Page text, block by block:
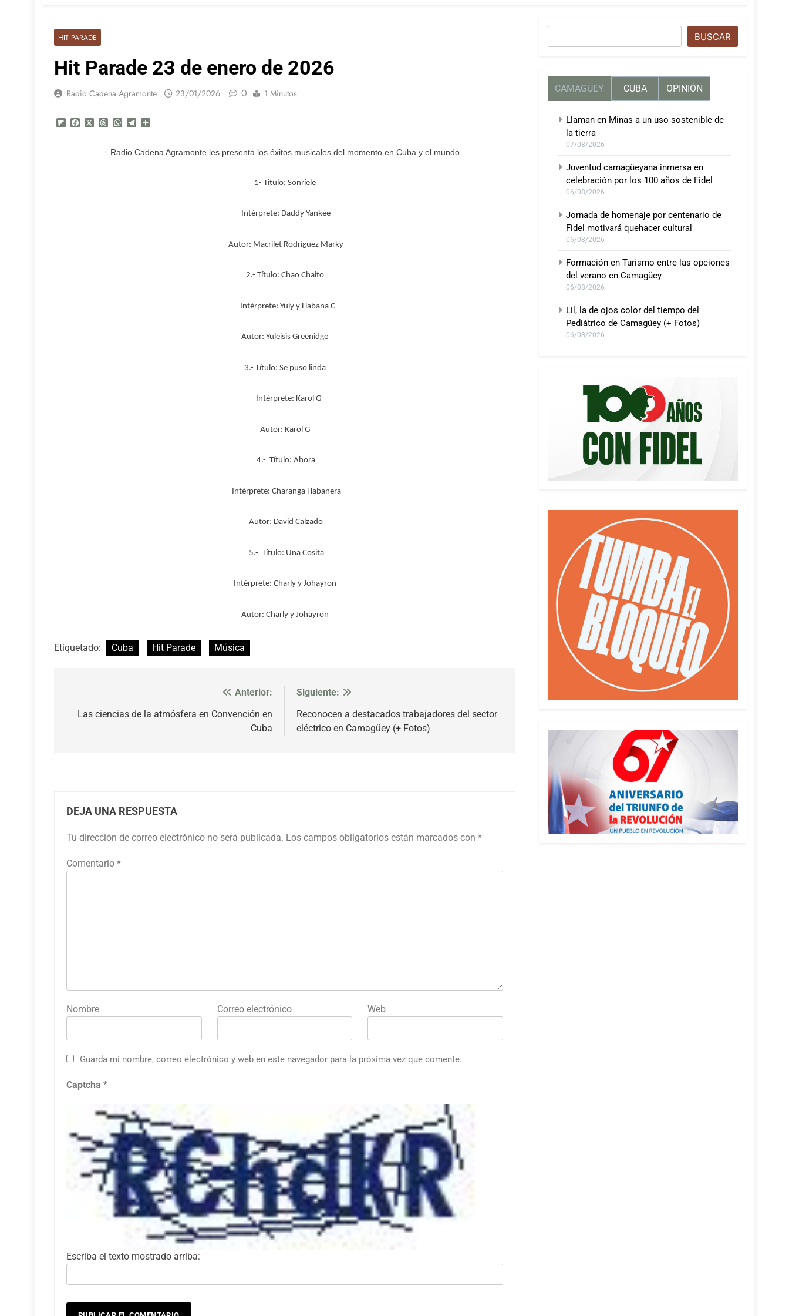
HIT PARADE
Hit Parade 23 de enero de 2026
Radio Cadena Agramonte 23/01/2026 0 1 Minutos
Flipboard
FacebookThreadsWhatsApp
Telegram
Radio Cadena Agramonte les presenta los éxitos musicales del momento en Cuba y el mundo
1- Titulo: Sonríele
Intérprete: Daddy Yankee
Autor: Macrilet Rodríguez Marky
2.- Título: Chao Chaito
Intérprete: Yuly y Habana C
Autor: Yuleisis Greenidge
3.- Título: Se puso linda
Intérprete: Karol G
Autor: Karol G
4.- Título: Ahora
Intérprete: Charanga Habanera
Autor: David Calzado
5.- Título: Una Cosita
Intérprete: Charly y Johayron
Autor: Charly y Johayron
Etiquetado: Cuba Hit Parade Música
de
Anterior:
Las ciencias de la atmósfera en Convención en
Cuba
Siguiente:
Reconocen a destacados trabajadores del sector
eléctrico en Camagüey (+ Fotos)
DEJA UNA RESPUESTA
Tu dirección de correo electrónico no será publicada. Los campos obligatorios están marcados con *
Comentario *
Nombre Correo electrónico Web
Guarda mi nombre, correo electrónico y web en este navegador para la próxima vez que comente.
Captcha *
Escriba el texto mostrado arriba:
BUSCAR
CAMAGUEY CUBA OPINIÓN
Llaman en Minas a un uso sostenible de
la tierra
07/08/2026
Juventud camagüeyana inmersa en
celebración por los 100 años de Fidel
06/08/2026
Jornada de homenaje por centenario de
Fidel motivará quehacer cultural
06/08/2026
Formación en Turismo entre las opciones
del verano en Camagüey
06/08/2026
Lil, la de ojos color del tiempo del
Pediátrico de Camagüey (+ Fotos)
06/08/2026